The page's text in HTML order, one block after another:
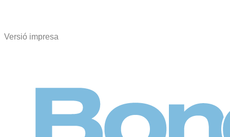
Versió impresa